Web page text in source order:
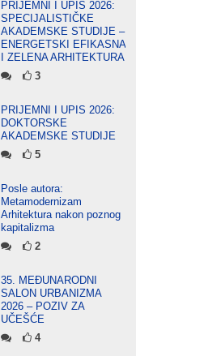
PRIJEMNI I UPIS 2026:
SPECIJALISTIČKE
AKADEMSKE STUDIJE –
ENERGETSKI EFIKASNA
I ZELENA ARHITEKTURA
3
PRIJEMNI I UPIS 2026:
DOKTORSKE
AKADEMSKE STUDIJE
5
Posle autora:
Metamodernizam
Arhitektura nakon poznog
kapitalizma
2
35. MEĐUNARODNI
SALON URBANIZMA
2026 – POZIV ZA
UČEŠĆE
4